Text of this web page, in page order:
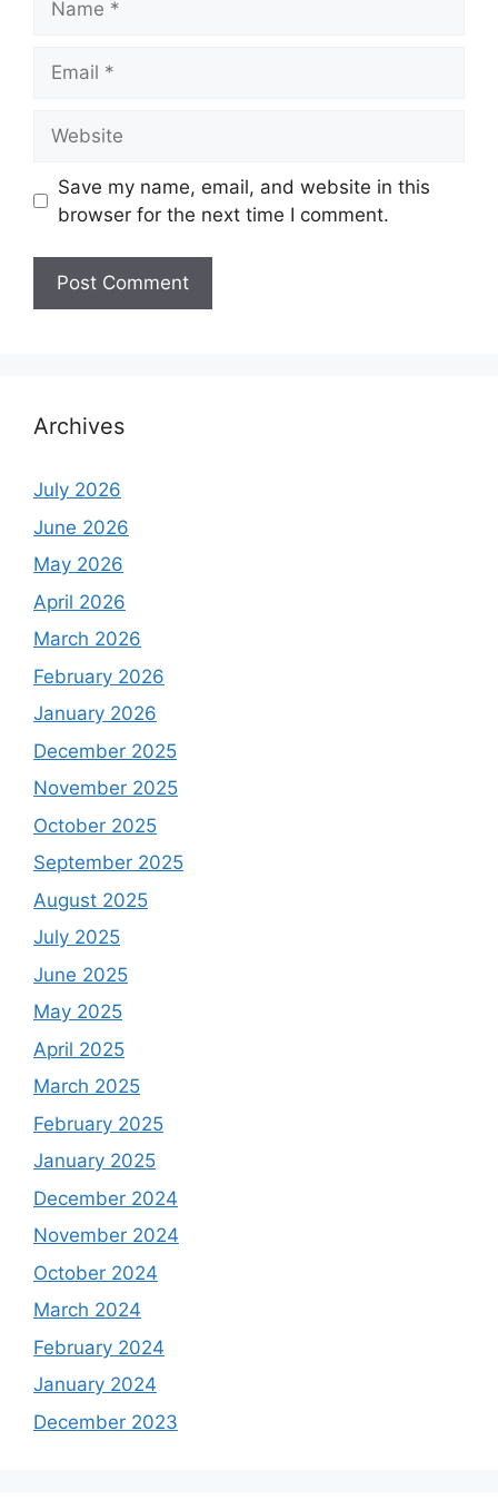
Save my name, email, and website in this
browser for the next time I comment.
Archives
July 2026
June 2026
May 2026
April 2026
March 2026
February 2026
January 2026
December 2025
November 2025
October 2025
September 2025
August 2025
July 2025
June 2025
May 2025
April 2025
March 2025
February 2025
January 2025
December 2024
November 2024
October 2024
March 2024
February 2024
January 2024
December 2023